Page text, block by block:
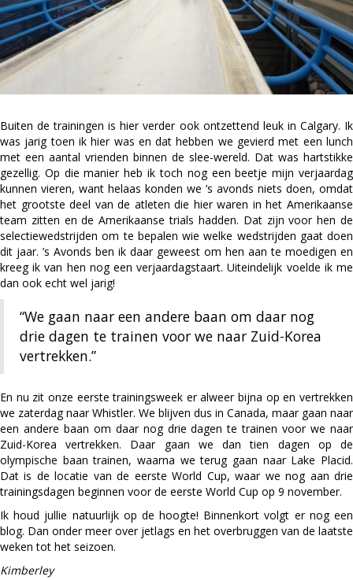
Buiten de trainingen is hier verder ook ontzettend leuk in Calgary. Ik
was jarig toen ik hier was en dat hebben we gevierd met een lunch
met een aantal vrienden binnen de slee-wereld. Dat was hartstikke
gezellig. Op die manier heb ik toch nog een beetje mijn verjaardag
kunnen vieren, want helaas konden we ’s avonds niets doen, omdat
het grootste deel van de atleten die hier waren in het Amerikaanse
team zitten en de Amerikaanse trials hadden. Dat zijn voor hen de
selectiewedstrijden om te bepalen wie welke wedstrijden gaat doen
dit jaar. ’s Avonds ben ik daar geweest om hen aan te moedigen en
kreeg ik van hen nog een verjaardagstaart. Uiteindelijk voelde ik me
dan ook echt wel jarig!
“We gaan naar een andere baan om daar nog
drie dagen te trainen voor we naar Zuid-Korea
vertrekken.”
En nu zit onze eerste trainingsweek er alweer bijna op en vertrekken
we zaterdag naar Whistler. We blijven dus in Canada, maar gaan naar
een andere baan om daar nog drie dagen te trainen voor we naar
Zuid-Korea vertrekken. Daar gaan we dan tien dagen op de
olympische baan trainen, waarna we terug gaan naar Lake Placid.
Dat is de locatie van de eerste World Cup, waar we nog aan drie
trainingsdagen beginnen voor de eerste World Cup op 9 november.
Ik houd jullie natuurlijk op de hoogte! Binnenkort volgt er nog een
blog. Dan onder meer over jetlags en het overbruggen van de laatste
weken tot het seizoen.
Kimberley